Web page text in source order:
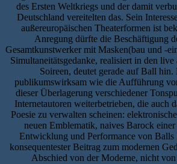
des Ersten Weltkriegs und der damit
Deutschland vereitelten das. Sein
außereuropäischen Theaterformen ist
Anregung dürfte die Beschäftigung
Gesamtkunstwerker mit Masken(bau und -
Simultaneitätsgedanke, realisiert in den
Soireen, deutet gerade auf Ball
publikumswirksam wie die Aufführung
dieser Überlagerung verschiedener
Internetautoren weiterbetrieben, die auch
Poesie zu verwalten scheinen:
neuen Emblematik, naives Barock
Entwicklung und Performance von Balls
konsequentester Beitrag zum modernen
Abschied von der Moderne, nicht